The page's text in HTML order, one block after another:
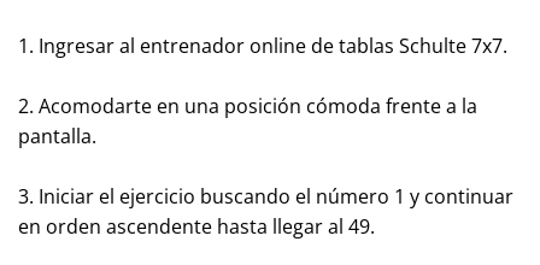
1. Ingresar al entrenador online de tablas Schulte 7x7.
2. Acomodarte en una posición cómoda frente a la
pantalla.
3. Iniciar el ejercicio buscando el número 1 y continuar
en orden ascendente hasta llegar al 49.